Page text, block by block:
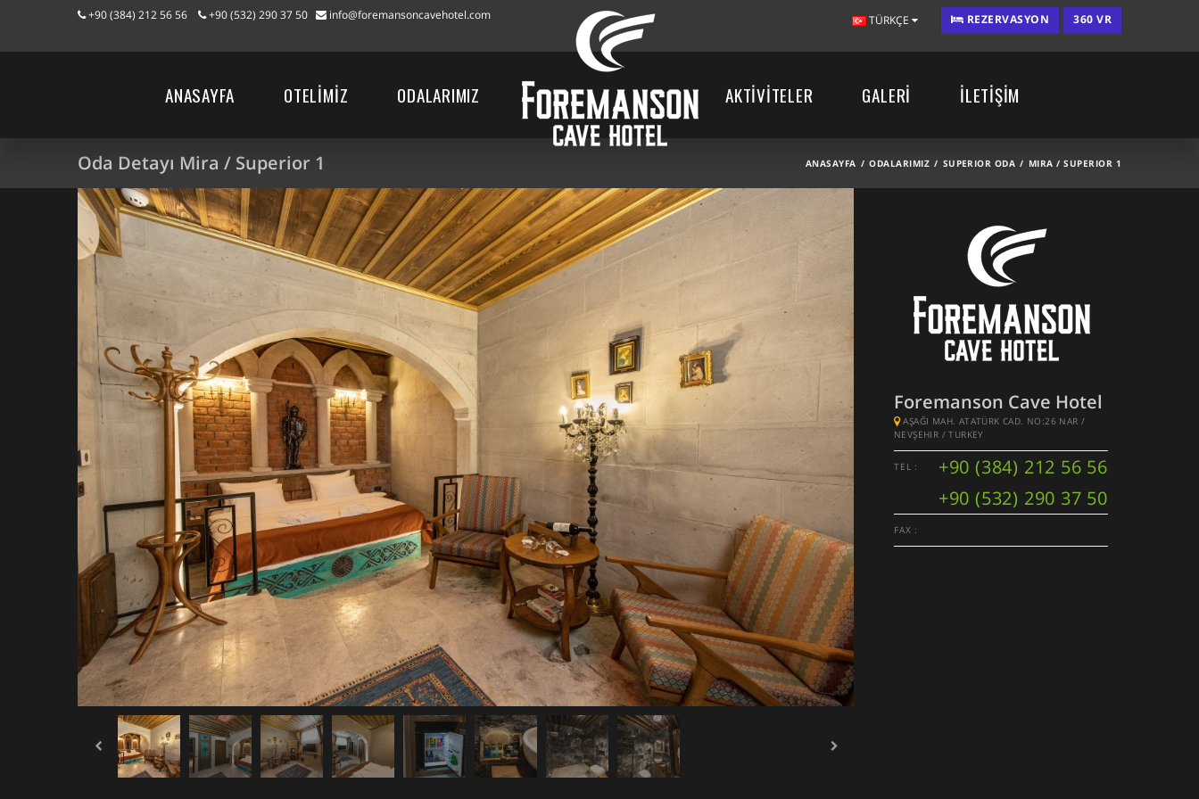
+90 (384) 212 56 56 +90 (532) 290 37 50 info@foremansoncavehotel.com TÜRKÇE REZERVASYON 360 VR
ANASAYFA OTELİMİZ ODALARIMIZ AKTİVİTELER GALERİ İLETİŞİM
Oda Detayı Mira / Superior 1 ANASAYFA ODALARIMIZ SUPERIOR ODA MIRA / SUPERIOR 1
Foremanson Cave Hotel
AŞAĞI MAH. ATATÜRK CAD. NO:26 NAR /
NEVŞEHIR / TURKEY
TEL :
+90 (384) 212 56 56
+90 (532) 290 37 50
FAX :